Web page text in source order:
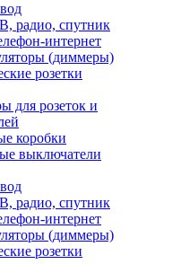
радио, спутник
интернет
(диммеры)
розетки
для розеток и
коробки
выключатели
радио, спутник
интернет
(диммеры)
розетки